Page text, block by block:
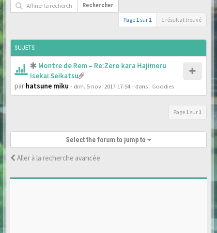
Rechercher
Page 1 sur 1 1 résultat trouvé
SUJETS
Montre de Rem – Re:Zero kara Hajimeru
Isekai Seikatsu
par hatsune miku - dim. 5 nov. 2017 17:54- dans : Goodies
Page 1 sur 1
Select the forum to jump to
Aller à la recherche avancée